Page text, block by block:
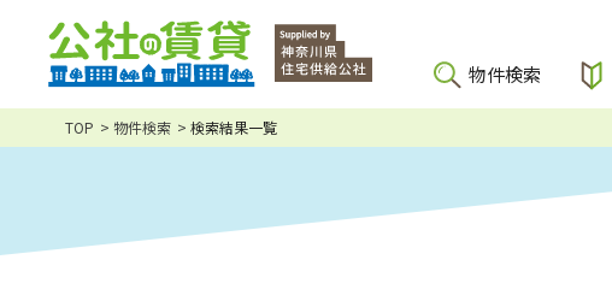
物件検索
TOP 物件検索 検索結果一覧